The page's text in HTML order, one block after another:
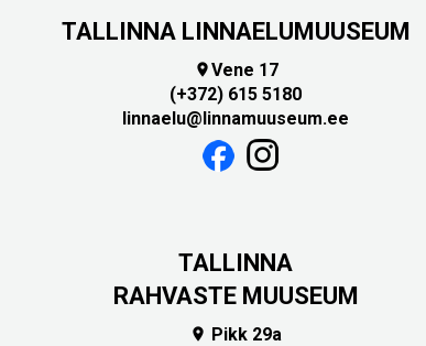
TALLINNA LINNAELUMUUSEUM
Vene 17
(+372) 615 5180
linnaelu@linnamuuseum.ee
TALLINNA
RAHVASTE MUUSEUM
 Pikk 29a